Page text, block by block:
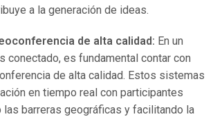
a la generación de ideas.
de alta calidad: En un
conectado, es fundamental contar con
de alta calidad. Estos sistemas
en tiempo real con participantes
las barreras geográficas y facilitando la